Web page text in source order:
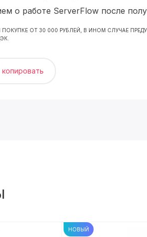
о работе ServerFlow после
ОТ 30 000 РУБЛЕЙ, В ИНОМ СЛУЧАЕ
копировать
НОВЫЙ